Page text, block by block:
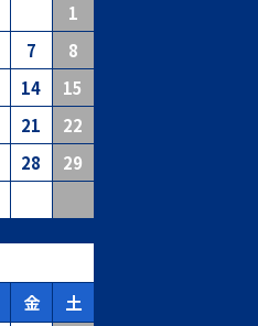
1
7
8
14
15
21
22
28
29
金 土